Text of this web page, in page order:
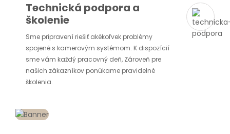
Technická podpora a
školenie
Sme pripravení riešiť akékoľvek problémy
spojené s kamerovým systémom. K dispozícií
sme vám každý pracovný deň, Zároveň pre
našich zákazníkov ponúkame pravidelné
školenia.